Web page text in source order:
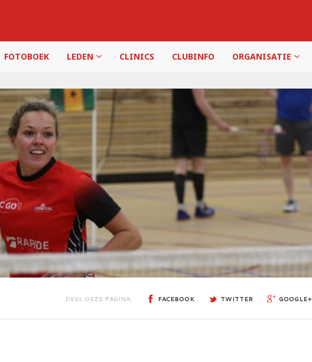
FOTOBOEK LEDEN CLINICS CLUBINFO ORGANISATIE
DEEL DEZE PAGINA: FACEBOOK TWITTER GOOGLE+